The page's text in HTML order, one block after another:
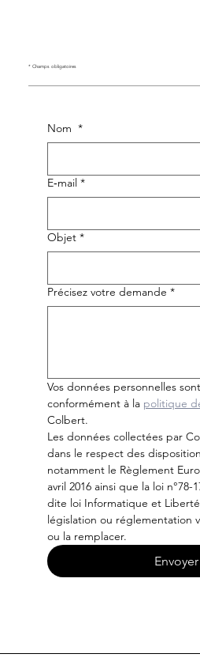
* Champs obligatoires
Nom *
E‑mail *
Objet *
Précisez votre demande *
Vos données personnelles
conformément à la politique
Colbert.
Les données collectées par
dans le respect des
notamment le Règlement
avril 2016 ainsi que la loi n°78-
dite loi Informatique et
législation ou réglementation
ou la remplacer.
Envoyer